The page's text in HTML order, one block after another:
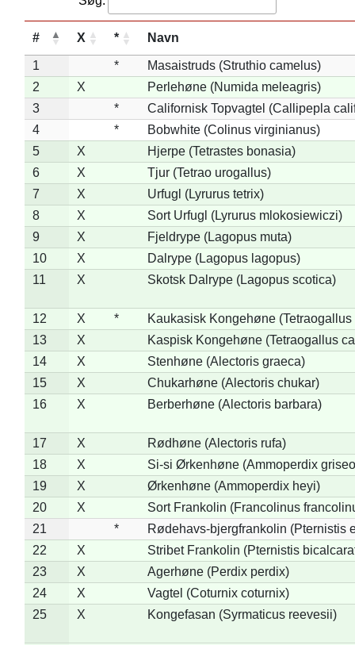
# X * Navn
1 *
Masaistruds (Struthio camelus)
2
X
Perlehøne (Numida meleagris)
3
*
Californisk Topvagtel (Callipepla
4
*
Bobwhite (Colinus virginianus)
5
X
Hjerpe (Tetrastes bonasia)
6
X
Tjur (Tetrao urogallus)
7
X
Urfugl (Lyrurus tetrix)
8
X
Sort Urfugl (Lyrurus mlokosiewiczi)
9
X
Fjeldrype (Lagopus muta)
10
X
Dalrype (Lagopus lagopus)
11
X Skotsk Dalrype (Lagopus scotica)
12 X *
Kaukasisk Kongehøne
13
X
Kaspisk Kongehøne (Tetraogallus
14
X
Stenhøne (Alectoris graeca)
15
X
Chukarhøne (Alectoris chukar)
16
X Berberhøne (Alectoris barbara)
17 X
Rødhøne (Alectoris rufa)
18
X
Si-si Ørkenhøne (Ammoperdix
19
X
Ørkenhøne (Ammoperdix heyi)
20
X
Sort Frankolin (Francolinus
21
*
Rødehavs-bjergfrankolin (Pternistis
22
X
Stribet Frankolin (Pternistis
23
X
Agerhøne (Perdix perdix)
24
X
Vagtel (Coturnix coturnix)
25
X Kongefasan (Syrmaticus reevesii)